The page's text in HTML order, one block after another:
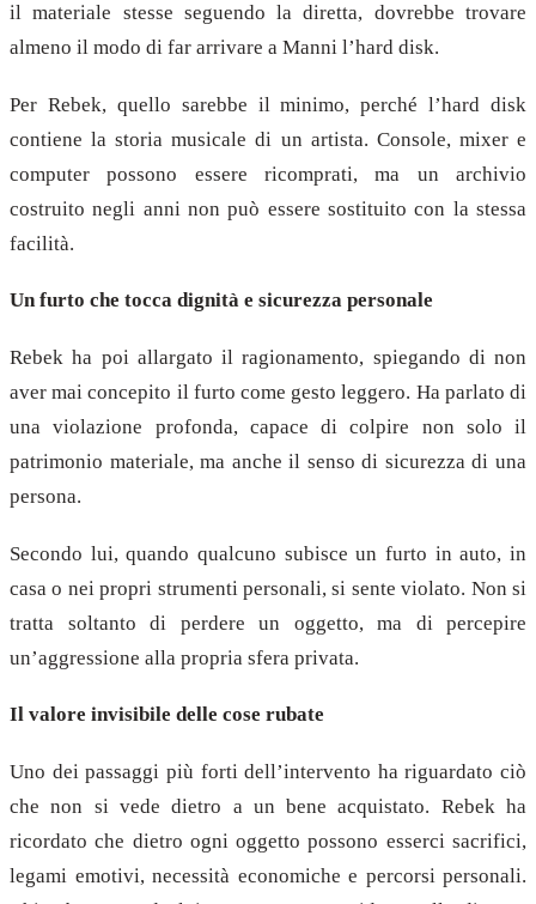
il materiale stesse seguendo la diretta, dovrebbe trovare
almeno il modo di far arrivare a Manni l’hard disk.
Per Rebek, quello sarebbe il minimo, perché l’hard disk
contiene la storia musicale di un artista. Console, mixer e
computer possono essere ricomprati, ma un archivio
costruito negli anni non può essere sostituito con la stessa
facilità.
Un furto che tocca dignità e sicurezza personale
Rebek ha poi allargato il ragionamento, spiegando di non
aver mai concepito il furto come gesto leggero. Ha parlato di
una violazione profonda, capace di colpire non solo il
patrimonio materiale, ma anche il senso di sicurezza di una
persona.
Secondo lui, quando qualcuno subisce un furto in auto, in
casa o nei propri strumenti personali, si sente violato. Non si
tratta soltanto di perdere un oggetto, ma di percepire
un’aggressione alla propria sfera privata.
Il valore invisibile delle cose rubate
Uno dei passaggi più forti dell’intervento ha riguardato ciò
che non si vede dietro a un bene acquistato. Rebek ha
ricordato che dietro ogni oggetto possono esserci sacrifici,
legami emotivi, necessità economiche e percorsi personali.